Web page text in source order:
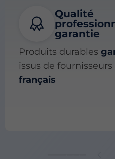
Qualité
garantie
Produits durables
issus de fournisseurs
français